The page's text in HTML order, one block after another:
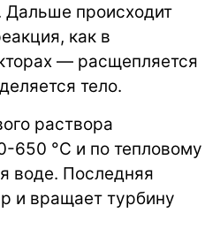
Дальше происходит
как в
— расщепляется
тело.
раствора
650 °C и по тепловому
воде. Последняя
и вращает турбину